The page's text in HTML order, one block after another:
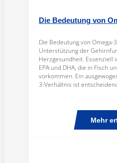
Die Bedeutung von
Die Bedeutung von
Unterstützung der
Herzgesundheit. Essenziell
EPA und DHA, die in Fisch
vorkommen. Ein
3-Verhältnis ist entscheidend.
Mehr